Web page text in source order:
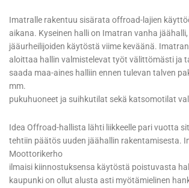
Imatralle rakentuu sisärata offroad-lajien
aikana. Kyseinen halli on Imatran vanha
jääurheilijoiden käytöstä viime keväänä.
aloittaa hallin valmistelevat työt välittömästi ja
saada maa-aines halliin ennen tulevan talven
mm.
pukuhuoneet ja suihkutilat sekä katsomotilat
Idea Offroad-hallista lähti liikkeelle pari vuotta
tehtiin päätös uuden jäähallin rakentamisesta.
Moottorikerho
ilmaisi kiinnostuksensa käytöstä poistuvasta
kaupunki on ollut alusta asti myötämielinen